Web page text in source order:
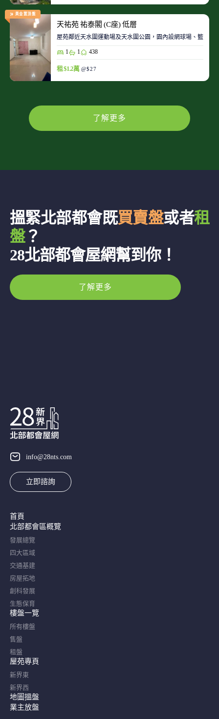
黃金置頂盤
天祐苑 祐泰閣 (C座) 低層
屋苑鄰近天水圍運動場及天水圍公園，園內設網球場、籃球
1 1 438
租 $1.2萬 @$27
了解更多
搵緊北部都會既買賣盤或者租
盤？
28北部都會屋網幫到你！
了解更多
info@28nts.com
立即諮詢
首頁
北部都會區概覽​
發展總覽
四大區域
交通基建
房屋拓地
創科發展
生態保育
樓盤一覽
所有樓盤
售盤
租盤
屋苑專頁
新界東
新界西
地圖搵盤
業主放盤